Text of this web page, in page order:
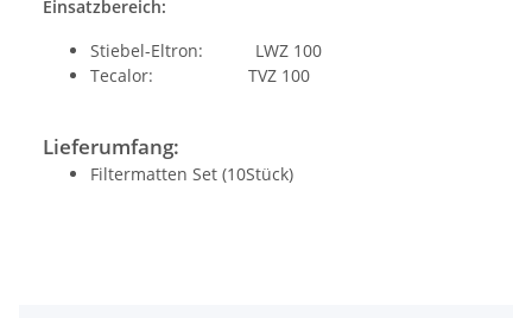
Einsatzbereich:
Stiebel-Eltron: LWZ 100
Tecalor: TVZ 100
Lieferumfang:
Filtermatten Set (10Stück)